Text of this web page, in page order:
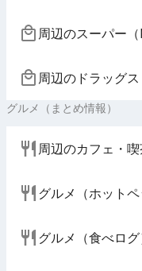
周辺のスーパー（
周辺のドラッグス
グルメ（まとめ情報）
周辺のカフェ・喫
グルメ（ホットペ
グルメ（食べログ